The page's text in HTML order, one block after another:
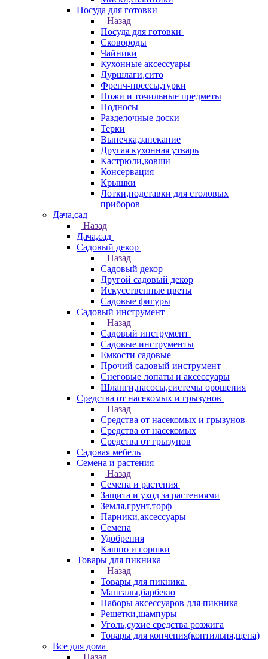
Посуда для готовки
Назад
Посуда для готовки
Сковороды
Чайники
Кухонные аксессуары
Дуршлаги,сито
Френч-прессы,турки
Ножи и точильные предметы
Подносы
Разделочные доски
Терки
Выпечка,запекание
Другая кухонная утварь
Кастрюли,ковши
Консервация
Крышки
Лотки,подставки для столовых
приборов
Дача,сад
Назад
Дача,сад
Садовый декор
Назад
Садовый декор
Другой садовый декор
Искусственные цветы
Садовые фигуры
Садовый инструмент
Назад
Садовый инструмент
Садовые инструменты
Емкости садовые
Прочий садовый инструмент
Снеговые лопаты и аксессуары
Шланги,насосы,системы орошения
Средства от насекомых и грызунов
Назад
Средства от насекомых и грызунов
Средства от насекомых
Средства от грызунов
Садовая мебель
Семена и растения
Назад
Семена и растения
Защита и уход за растениями
Земля,грунт,торф
Парники,аксессуары
Семена
Удобрения
Кашпо и горшки
Товары для пикника
Назад
Товары для пикника
Мангалы,барбекю
Наборы аксессуаров для пикника
Решетки,шампуры
Уголь,сухие средства розжига
Товары для копчения(коптильня,щепа)
Все для дома
Назад